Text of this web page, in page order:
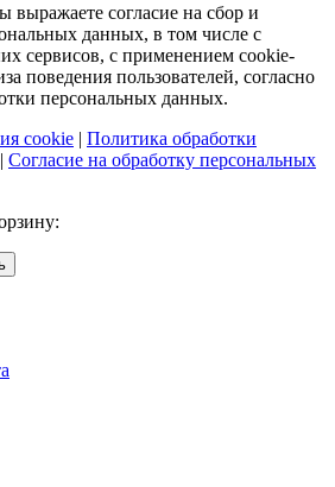
выражаете согласие на сбор и
данных, в том числе с
сервисов, с применением cookie-
поведения пользователей, согласно
персональных данных.
cookie | Политика обработки
| Согласие на обработку персональных